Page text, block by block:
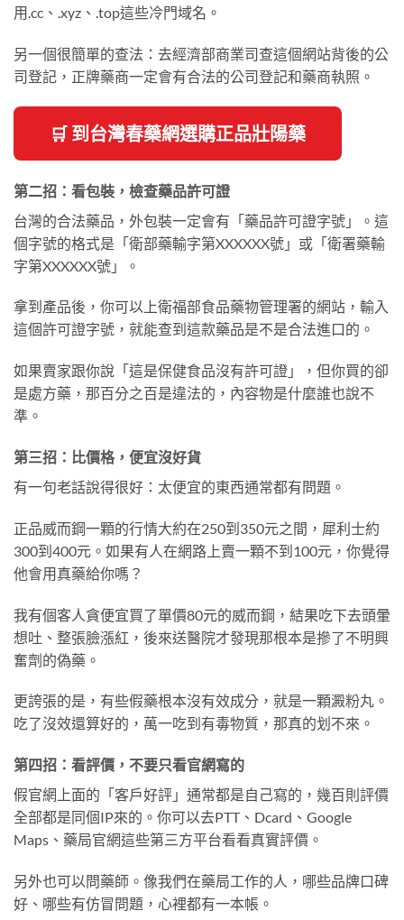
用.cc、.xyz、.top這些冷門域名。
另一個很簡單的查法：去經濟部商業司查這個網站背後的公
司登記，正牌藥商一定會有合法的公司登記和藥商執照。
🛒 到台灣春藥網選購正品壯陽藥
第二招：看包裝，檢查藥品許可證
台灣的合法藥品，外包裝一定會有「藥品許可證字號」。這
個字號的格式是「衛部藥輸字第XXXXXX號」或「衛署藥輸
字第XXXXXX號」。
拿到產品後，你可以上衛福部食品藥物管理署的網站，輸入
這個許可證字號，就能查到這款藥品是不是合法進口的。
如果賣家跟你說「這是保健食品沒有許可證」，但你買的卻
是處方藥，那百分之百是違法的，內容物是什麼誰也說不
準。
第三招：比價格，便宜沒好貨
有一句老話說得很好：太便宜的東西通常都有問題。
正品威而鋼一顆的行情大約在250到350元之間，犀利士約
300到400元。如果有人在網路上賣一顆不到100元，你覺得
他會用真藥給你嗎？
我有個客人貪便宜買了單價80元的威而鋼，結果吃下去頭暈
想吐、整張臉漲紅，後來送醫院才發現那根本是摻了不明興
奮劑的偽藥。
更誇張的是，有些假藥根本沒有效成分，就是一顆澱粉丸。
吃了沒效還算好的，萬一吃到有毒物質，那真的划不來。
第四招：看評價，不要只看官網寫的
假官網上面的「客戶好評」通常都是自己寫的，幾百則評價
全部都是同個IP來的。你可以去PTT、Dcard、Google
Maps、藥局官網這些第三方平台看看真實評價。
另外也可以問藥師。像我們在藥局工作的人，哪些品牌口碑
好、哪些有仿冒問題，心裡都有一本帳。